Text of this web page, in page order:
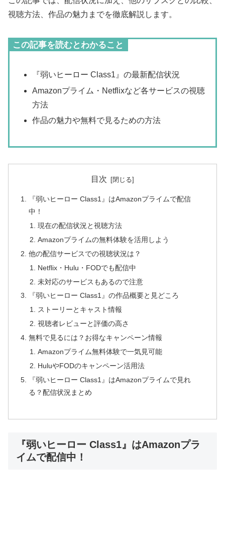
視聴方法、作品の魅力までを徹底解説します。
この記事を読むとわかること
『弱いヒーロー Class1』の最新配信状況
Amazonプライム・Netflixなど各サービスの視聴
方法
作品の魅力や無料で見るための方法
目次
『弱いヒーロー Class1』はAmazonプライムで配信
中！
現在の配信状況と視聴方法
Amazonプライムの無料体験を活用しよう
他の配信サービスでの視聴状況は？
Netflix・Hulu・FODでも配信中
未対応のサービスもあるので注意
『弱いヒーロー Class1』の作品概要と見どころ
ストーリーとキャスト情報
視聴者レビューと評価の高さ
無料で見るには？お得なキャンペーン情報
Amazonプライム無料体験で一気見可能
HuluやFODのキャンペーン活用法
『弱いヒーロー Class1』はAmazonプライムで見れ
る？配信状況まとめ
『弱いヒーロー Class1』はAmazonプラ
イムで配信中！